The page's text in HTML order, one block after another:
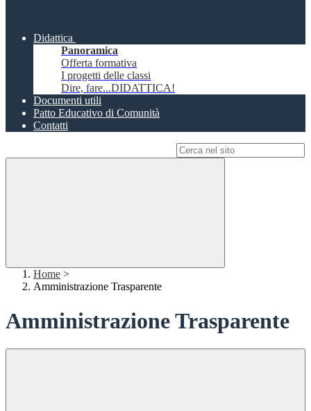
Didattica
Panoramica
Offerta formativa
I progetti delle classi
Dire, fare...DIDATTICA!
Documenti utili
Patto Educativo di Comunità
Contatti
Home >
Amministrazione Trasparente
Amministrazione Trasparente